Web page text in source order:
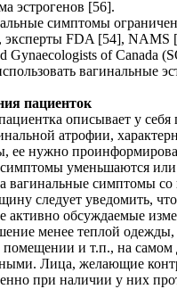
эстрогенов [56].
симптомы
эксперты FDA [54], NAMS
Gynaecologists of Canada
вагинальные
пациенток
описывает у
атрофии,
ее нужно
уменьшаются или
а вагинальные симптомы
следует уведомить,
активно обсуждаемые
менее теплой
помещении и т.п., на самом
Лица, желающие
при наличии у них